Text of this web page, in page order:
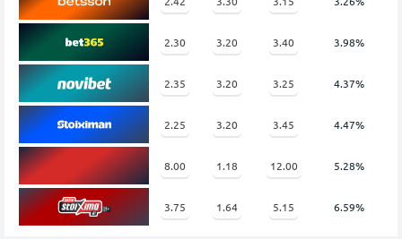
2.30 3.20 3.40 3.98%
2.35 3.20 3.25 4.37%
2.25 3.20 3.45 4.47%
8.00 1.18 12.00 5.28%
3.75 1.64 5.15 6.59%